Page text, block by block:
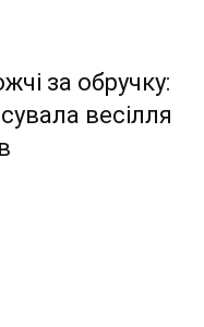
за обручку:
весілля